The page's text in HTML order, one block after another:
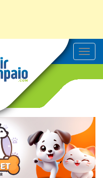
T
o
v
g
t
i
o
n